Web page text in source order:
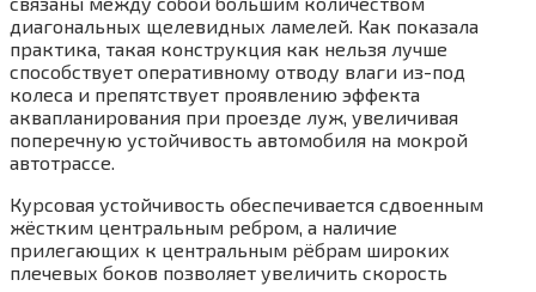
диагональных щелевидных ламелей. Как показала
практика, такая конструкция как нельзя лучше
способствует оперативному отводу влаги из-под
колеса и препятствует проявлению эффекта
аквапланирования при проезде луж, увеличивая
поперечную устойчивость автомобиля на мокрой
автотрассе.
Курсовая устойчивость обеспечивается сдвоенным
жёстким центральным ребром, а наличие
прилегающих к центральным рёбрам широких
плечевых боков позволяет увеличить скорость